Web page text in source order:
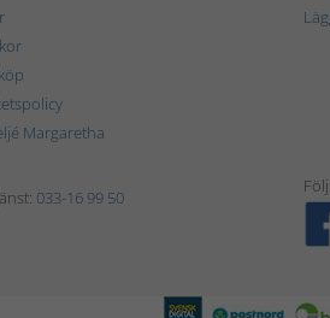
Margaretha
033-16 99 50